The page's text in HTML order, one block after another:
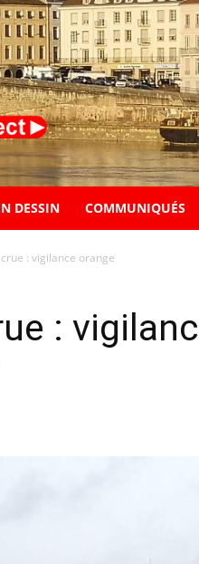
DESSIN COMMUNIQUÉS
: vigilance orange
: